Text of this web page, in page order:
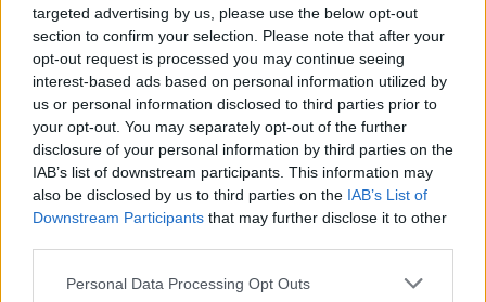
targeted advertising by us, please use the below opt-out
section to confirm your selection. Please note that after your
opt-out request is processed you may continue seeing
interest-based ads based on personal information utilized by
us or personal information disclosed to third parties prior to
your opt-out. You may separately opt-out of the further
disclosure of your personal information by third parties on the
IAB’s list of downstream participants. This information may
also be disclosed by us to third parties on the IAB’s List of
Downstream Participants that may further disclose it to other
Personal Data Processing Opt Outs